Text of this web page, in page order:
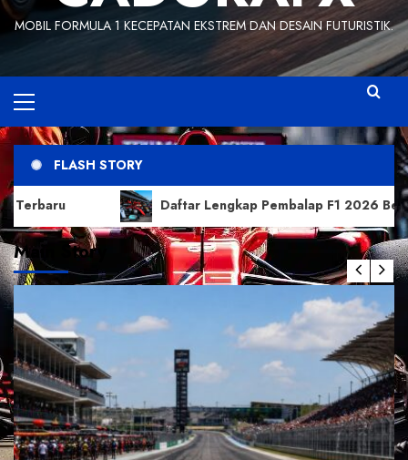
MOBIL FORMULA 1 KECEPATAN EKSTREM DAN DESAIN FUTURISTIK.
Menu
FLASH STORY
F1 2026 Beserta Tim dan Nomor Mobil Terbaru
Main Story